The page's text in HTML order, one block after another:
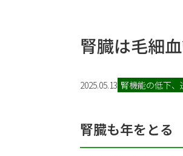
腎臓は毛細
2025.05.13 腎機能の低下
腎臓も年をとる